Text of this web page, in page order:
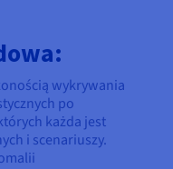
wykrywania
po
każda jest
i scenariuszy.